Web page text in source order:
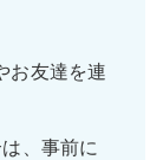
お友達を連
、事前に